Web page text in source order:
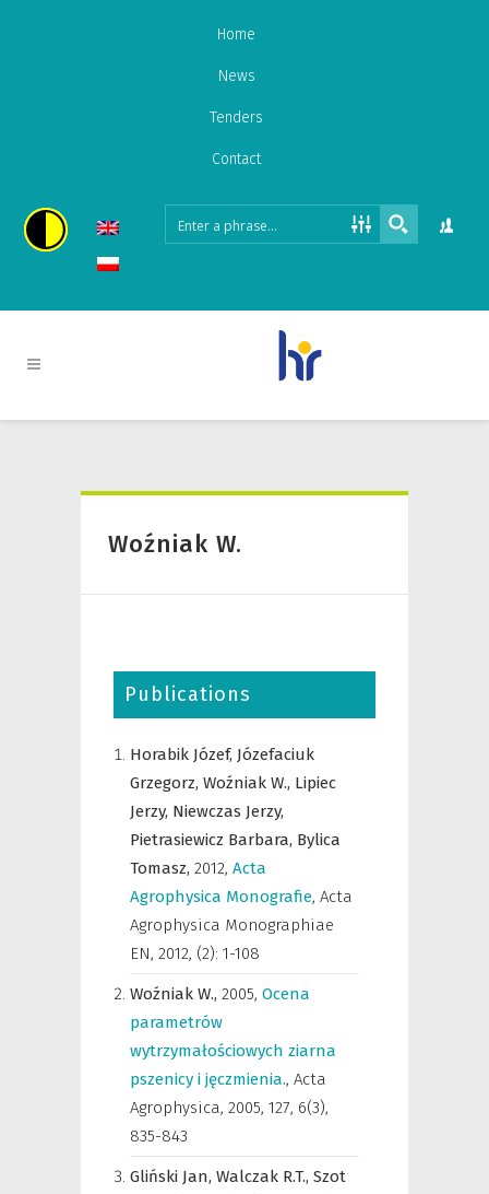
Home
News
Tenders
Contact
Woźniak W.
Publications
Horabik Józef, Józefaciuk
Grzegorz, Woźniak W., Lipiec
Jerzy, Niewczas Jerzy,
Pietrasiewicz Barbara, Bylica
Tomasz, 2012, Acta
Agrophysica Monografie, Acta
Agrophysica Monographiae
EN, 2012, (2): 1-108
Woźniak W., 2005, Ocena
parametrów
wytrzymałościowych ziarna
pszenicy i jęczmienia., Acta
Agrophysica, 2005, 127, 6(3),
835-843
Gliński Jan, Walczak R.T., Szot